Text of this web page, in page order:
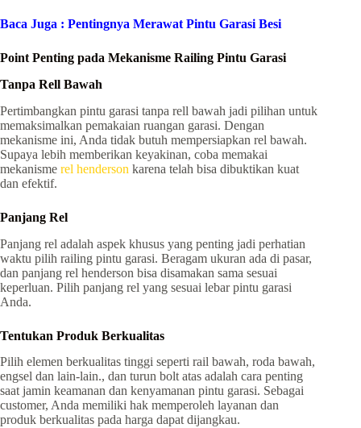
Baca Juga : Pentingnya Merawat Pintu Garasi Besi
Point Penting pada Mekanisme Railing Pintu Garasi
Tanpa Rell Bawah
Pertimbangkan pintu garasi tanpa rell bawah jadi pilihan untuk
memaksimalkan pemakaian ruangan garasi. Dengan
mekanisme ini, Anda tidak butuh mempersiapkan rel bawah.
Supaya lebih memberikan keyakinan, coba memakai
mekanisme rel henderson karena telah bisa dibuktikan kuat
dan efektif.
Panjang Rel
Panjang rel adalah aspek khusus yang penting jadi perhatian
waktu pilih railing pintu garasi. Beragam ukuran ada di pasar,
dan panjang rel henderson bisa disamakan sama sesuai
keperluan. Pilih panjang rel yang sesuai lebar pintu garasi
Anda.
Tentukan Produk Berkualitas
Pilih elemen berkualitas tinggi seperti rail bawah, roda bawah,
engsel dan lain-lain., dan turun bolt atas adalah cara penting
saat jamin keamanan dan kenyamanan pintu garasi. Sebagai
customer, Anda memiliki hak memperoleh layanan dan
produk berkualitas pada harga dapat dijangkau.